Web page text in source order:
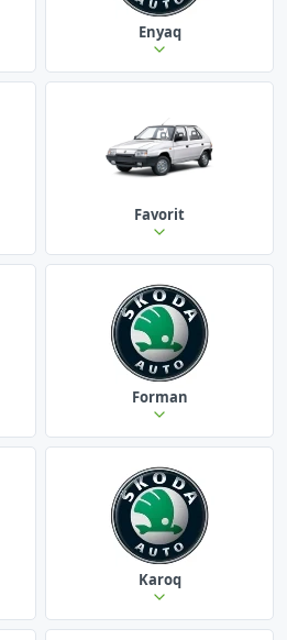
Enyaq
Favorit
Forman
Karoq